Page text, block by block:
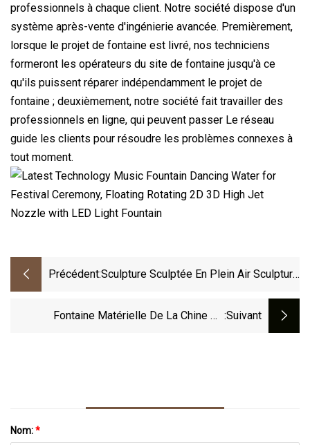
professionnels à chaque client. Notre société dispose d'un
système après-vente d'ingénierie avancée. Premièrement,
lorsque le projet de fontaine est livré, nos techniciens
formeront les opérateurs du site de fontaine jusqu'à ce
qu'ils puissent réparer indépendamment le projet de
fontaine ; deuxièmement, notre société fait travailler des
professionnels en ligne, qui peuvent passer Le réseau
guide les clients pour résoudre les problèmes connexes à
tout moment.
Précédent:Sculpture Sculptée En Plein Air Sculpture
De Piscine D'eau Pour La Décoration De
Fontaine Matérielle De La Chine De :suivant
Nom:*